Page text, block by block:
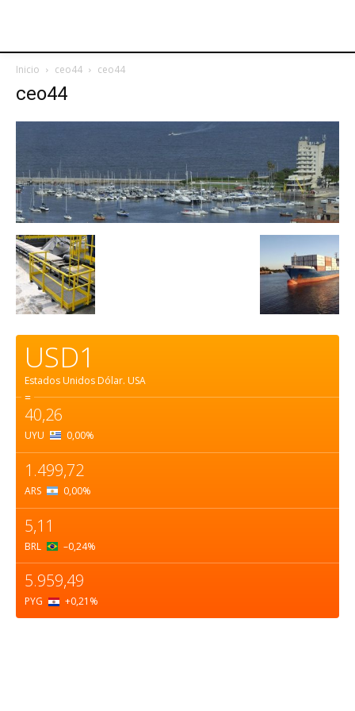
Inicio ceo44 ceo44
ceo44
USD1
Estados Unidos Dólar. USA
=
40,26
UYU 0,00%
1.499,72
ARS 0,00%
5,11
BRL –0,24%
5.959,49
PYG +0,21 %